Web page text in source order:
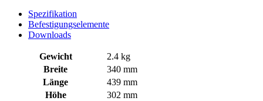
Spezifikation
Befestigungselemente
Downloads
Gewicht
2.4 kg
Breite
340 mm
Länge
439 mm
Höhe
302 mm